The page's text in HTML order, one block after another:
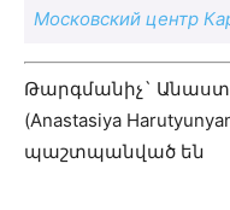
Московский центр
Թարգմանիչ`
(Anastasiya
պաշտպանված են